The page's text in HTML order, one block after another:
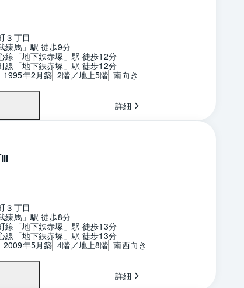
３丁目
練馬」駅 徒歩9分
線「地下鉄赤塚」駅 徒歩12分
線「地下鉄赤塚」駅 徒歩12分
1995年2月築 2階／地上5階 南向き
詳細
Ⅲ
３丁目
練馬」駅 徒歩8分
線「地下鉄赤塚」駅 徒歩13分
線「地下鉄赤塚」駅 徒歩13分
2009年5月築 4階／地上8階 南西向き
詳細